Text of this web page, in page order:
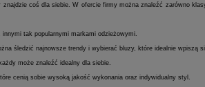
coś dla siebie. W ofercie firmy można znaleźć zarówno
tak popularnymi markami odzieżowymi.
śledzić najnowsze trendy i wybierać bluzy, które idealnie wpiszą
może znaleźć idealny dla siebie.
cenią sobie wysoką jakość wykonania oraz indywidualny styl.